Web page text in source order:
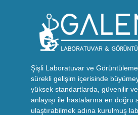
Şişli Laboratuvar ve
sürekli gelişim içerisinde
yüksek standartlarda, güvenilir
anlayışı ile hastalarına en doğru
ulaştırabilmek adına kurulmuş